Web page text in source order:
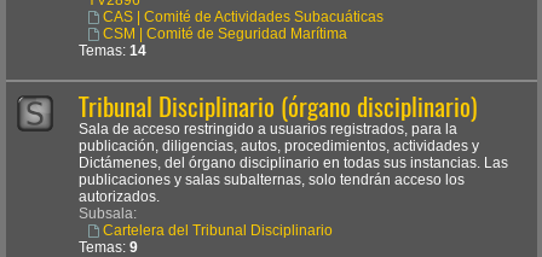
CAS | Comité de Actividades Subacuáticas
CSM | Comité de Seguridad Marítima
Temas: 14
Tribunal Disciplinario (órgano disciplinario)
Sala de acceso restringido a usuarios registrados, para la
publicación, diligencias, autos, procedimientos, actividades y
Dictámenes, del órgano disciplinario en todas sus instancias. Las
publicaciones y salas subalternas, solo tendrán acceso los
autorizados.
Subsala:
Cartelera del Tribunal Disciplinario
Temas: 9